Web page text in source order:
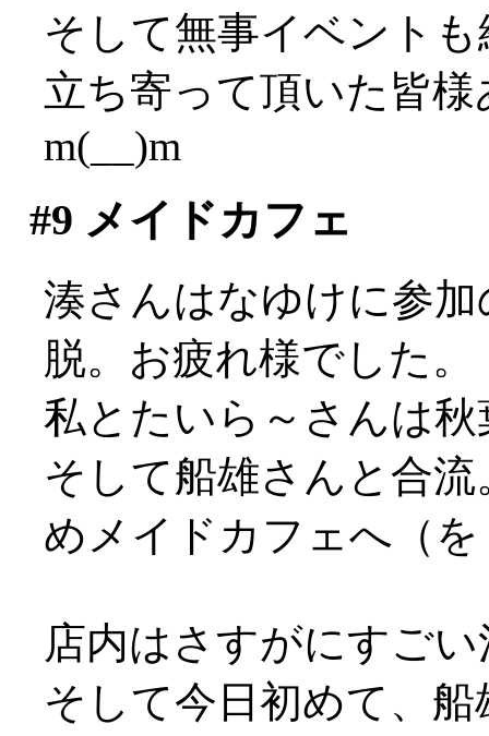
そして無事イベントも
立ち寄って頂いた皆
m(__)m
#9 メイドカフェ
湊さんはなゆけに参
脱。お疲れ様でした。
私とたいら～さんは秋
そして船雄さんと合
めメイドカフェへ（を
店内はさすがにすごい
そして今日初めて、